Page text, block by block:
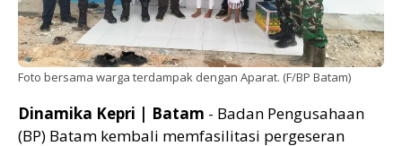
Foto bersama warga terdampak dengan Aparat. (F/BP Batam)
Dinamika Kepri | Batam - Badan Pengusahaan
(BP) Batam kembali memfasilitasi pergeseran